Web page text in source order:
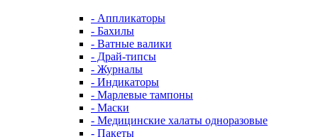
- Аппликаторы
- Бахилы
- Ватные валики
- Драй-типсы
- Журналы
- Индикаторы
- Марлевые тампоны
- Маски
- Медицинские халаты одноразовые
- Пакеты